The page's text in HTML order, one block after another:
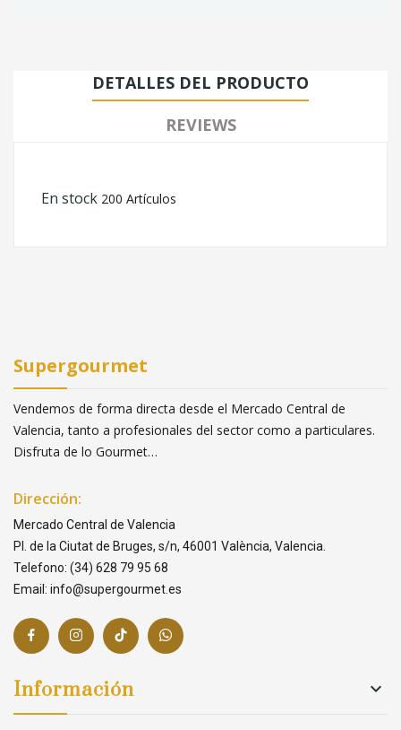
DETALLES DEL PRODUCTO
REVIEWS
En stock 200 Artículos
Supergourmet
Vendemos de forma directa desde el Mercado Central de
Valencia, tanto a profesionales del sector como a particulares.
Disfruta de lo Gourmet…
Dirección:
Mercado Central de Valencia
Pl. de la Ciutat de Bruges, s/n, 46001 València, Valencia.
Telefono: (34) 628 79 95 68
Email: info@supergourmet.es
Información 